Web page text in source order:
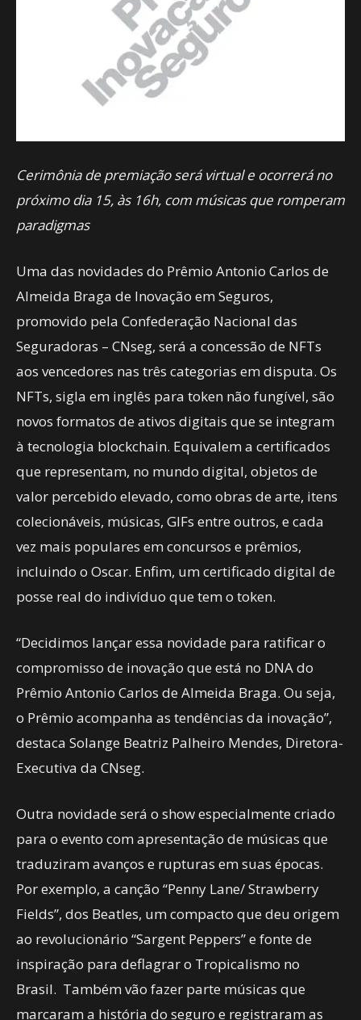
Cerimônia de premiação será virtual e ocorrerá no
próximo dia 15, às 16h, com músicas que romperam
paradigmas
Uma das novidades do Prêmio Antonio Carlos de
Almeida Braga de Inovação em Seguros,
promovido pela Confederação Nacional das
Seguradoras – CNseg, será a concessão de NFTs
aos vencedores nas três categorias em disputa. Os
NFTs, sigla em inglês para token não fungível, são
novos formatos de ativos digitais que se integram
à tecnologia blockchain. Equivalem a certificados
que representam, no mundo digital, objetos de
valor percebido elevado, como obras de arte, itens
colecionáveis, músicas, GIFs entre outros, e cada
vez mais populares em concursos e prêmios,
incluindo o Oscar. Enfim, um certificado digital de
posse real do indivíduo que tem o token.
“Decidimos lançar essa novidade para ratificar o
compromisso de inovação que está no DNA do
Prêmio Antonio Carlos de Almeida Braga. Ou seja,
o Prêmio acompanha as tendências da inovação”,
destaca Solange Beatriz Palheiro Mendes, Diretora-
Executiva da CNseg.
Outra novidade será o show especialmente criado
para o evento com apresentação de músicas que
traduziram avanços e rupturas em suas épocas.
Por exemplo, a canção “Penny Lane/ Strawberry
Fields”, dos Beatles, um compacto que deu origem
ao revolucionário “Sargent Peppers” e fonte de
inspiração para deflagrar o Tropicalismo no
Brasil. Também vão fazer parte músicas que
marcaram a história do seguro e registraram as